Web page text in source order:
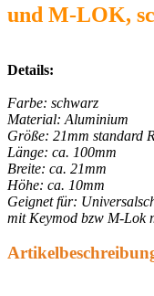
und M-LOK,
Details:
Farbe: schwarz
Material: Aluminium
Größe: 21mm standard
Länge: ca. 100mm
Breite: ca. 21mm
Höhe: ca. 10mm
Geignet für:
mit Keymod bzw M-Lok